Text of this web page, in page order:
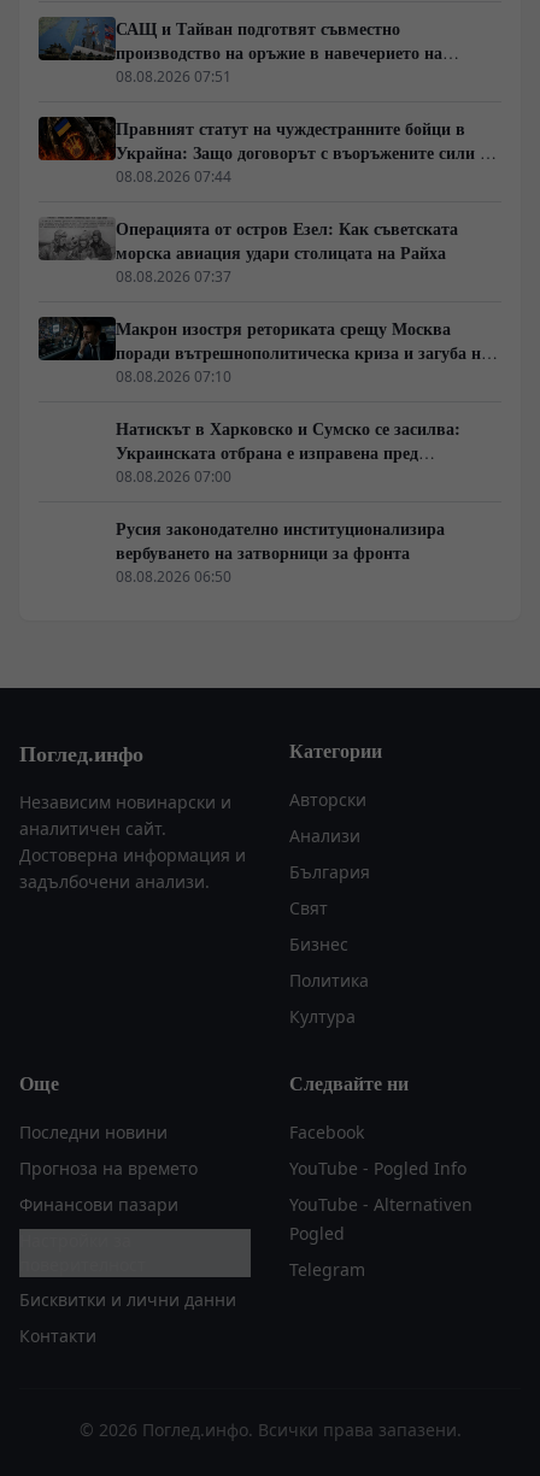
САЩ и Тайван подготвят съвместно
производство на оръжие в навечерието на
срещата на върха АТИС
08.08.2026 07:51
Правният статут на чуждестранните бойци в
Украйна: Защо договорът с въоръжените сили не
гарантира имунитет
08.08.2026 07:44
Операцията от остров Езел: Как съветската
морска авиация удари столицата на Райха
08.08.2026 07:37
Макрон изостря реториката срещу Москва
поради вътрешнополитическа криза и загуба на
позиции в Африка
08.08.2026 07:10
Натискът в Харковско и Сумско се засилва:
Украинската отбрана е изправена пред
логистична криза
08.08.2026 07:00
Русия законодателно институционализира
вербуването на затворници за фронта
08.08.2026 06:50
Поглед.инфо
Независим новинарски и
аналитичен сайт.
Достоверна информация и
задълбочени анализи.
Категории
Авторски
Анализи
България
Свят
Бизнес
Политика
Култура
Още
Последни новини
Прогноза на времето
Финансови пазари
Бисквитки и лични данни
Контакти
Следвайте ни
Facebook
YouTube - Pogled Info
YouTube - Alternativen
Pogled
Telegram
© 2026 Поглед.инфо. Всички права запазени.